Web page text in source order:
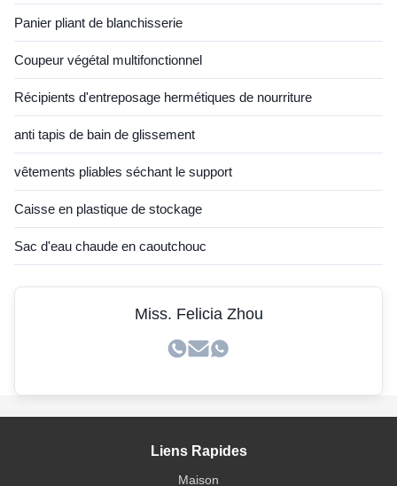
Panier pliant de blanchisserie
Coupeur végétal multifonctionnel
Récipients d'entreposage hermétiques de nourriture
anti tapis de bain de glissement
vêtements pliables séchant le support
Caisse en plastique de stockage
Sac d'eau chaude en caoutchouc
Miss. Felicia Zhou
Liens Rapides
Maison